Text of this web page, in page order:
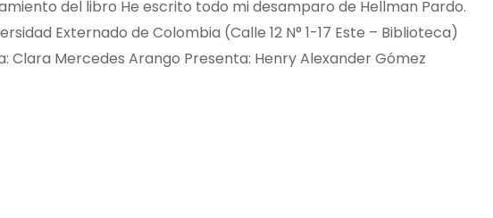
del libro He escrito todo mi desamparo de Hellman Pardo.
Externado de Colombia (Calle 12 N° 1-17 Este – Biblioteca)
Clara Mercedes Arango Presenta: Henry Alexander Gómez